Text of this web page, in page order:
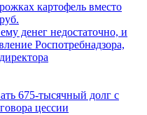
картофель вместо
денег недостаточно, и
Роспотребнадзора,
675-тысячный долг с
цессии